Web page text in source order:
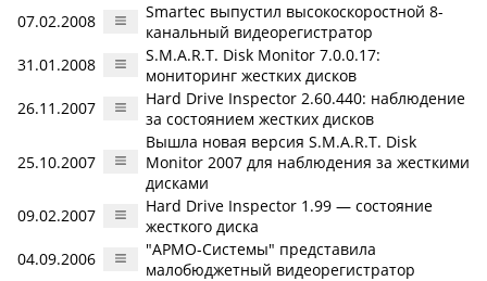
07.02.2008
Smartec выпустил высокоскоростной 8-
канальный видеорегистратор
31.01.2008
S.M.A.R.T. Disk Monitor 7.0.0.17:
мониторинг жестких дисков
26.11.2007
Hard Drive Inspector 2.60.440: наблюдение
за состоянием жестких дисков
25.10.2007
Вышла новая версия S.M.A.R.T. Disk
Monitor 2007 для наблюдения за жесткими
дисками
09.02.2007
Hard Drive Inspector 1.99 — состояние
жесткого диска
04.09.2006
"АРМО-Системы" представила
малобюджетный видеорегистратор